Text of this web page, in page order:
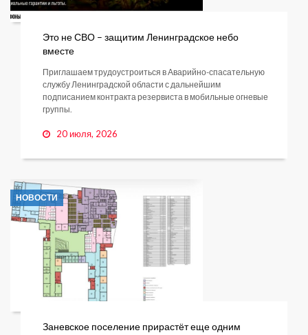
Это не СВО – защитим Ленинградское небо
вместе
Приглашаем трудоустроиться в Аварийно-спасательную
службу Ленинградской области с дальнейшим
подписанием контракта резервиста в мобильные огневые
группы.
20 июля, 2026
НОВОСТИ
Заневское поселение прирастёт еще одним